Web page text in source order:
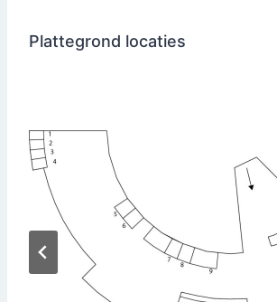
Plattegrond locaties